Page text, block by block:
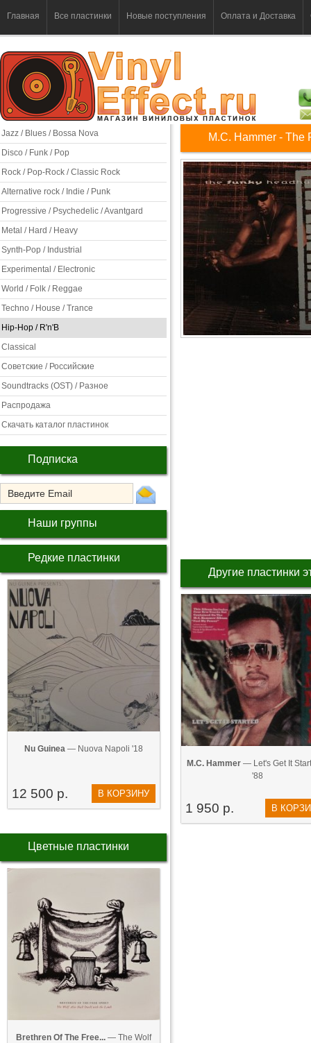
Главная Все пластинки Новые поступления Оплата и Доставка
Jazz / Blues / Bossa Nova
Disco / Funk / Pop
Rock / Pop-Rock / Classic Rock
Alternative rock / Indie / Punk
Progressive / Psychedelic / Avantgard
Metal / Hard / Heavy
Synth-Pop / Industrial
Experimental / Electronic
World / Folk / Reggae
Techno / House / Trance
Hip-Hop / R'n'B
Classical
Советские / Российские
Soundtracks (OST) / Разное
Распродажа
Скачать каталог пластинок
Подписка
Наши группы
Редкие пластинки
Nu Guinea — Nuova Napoli '18
12 500 р. В КОРЗИНУ
Цветные пластинки
Brethren Of The Free... — The Wolf
M.C. Hammer - The
Другие пластинки
M.C. Hammer — Let's Get It
'88
1 950 р. В